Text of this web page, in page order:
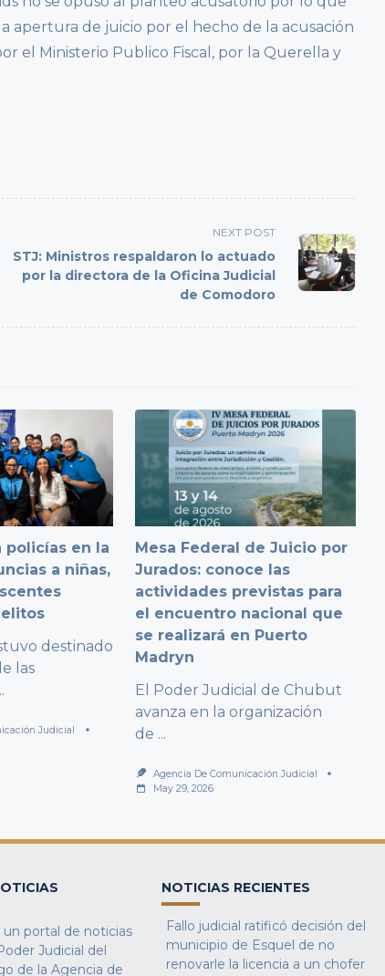
de juicio por el hecho de la acusación
el Ministerio Publico Fiscal, por la Querella y
NEXT POST
STJ: Ministros respaldaron lo actuado
por la directora de la Oficina Judicial
de Comodoro
policías en la
a niñas,
destinado
las
Judicial
Mesa Federal de Juicio por
Jurados: conoce las
actividades previstas para
el encuentro nacional que
se realizará en Puerto
Madryn
El Poder Judicial de Chubut
avanza en la organización
de ...
Agencia De Comunicación Judicial
May 29, 2026
un portal de noticias
Judicial del
de la Agencia de
NOTICIAS RECIENTES
Fallo judicial ratificó decisión del
municipio de Esquel de no
renovarle la licencia a un chofer